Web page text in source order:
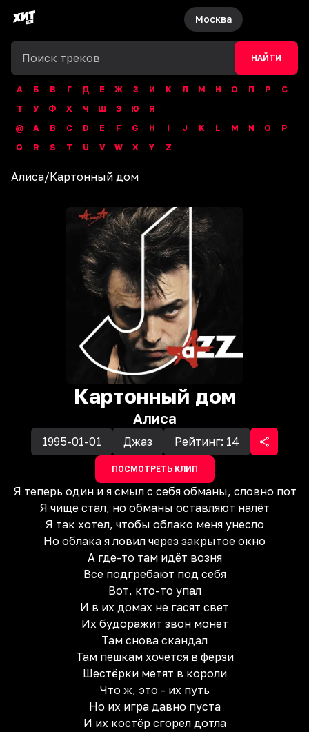
Москва
НАЙТИ
А Б В Г Д Е Ж З И К Л М Н О П Р
С
Т
У Ф Х Ч Ш Э Ю
Я
@
A B C D E F G H I J K L M N O
P
Q
R S T U V W X Y Z
Алиса/Картонный дом
Картонный дом
Алиса
1995-01-01 Джаз Рейтинг: 14
ПОСМОТРЕТЬ КЛИП
Я теперь один и я смыл с себя обманы, словно пот
Я чище стал, но обманы оставляют налёт
Я так хотел, чтобы облако меня унесло
Но облака я ловил через закрытое окно
А где-то там идёт возня
Все подгребают под себя
Вот, кто-то упал
И в их домах не гасят свет
Их будоражит звон монет
Там снова скандал
Там пешкам хочется в ферзи
Шестёрки метят в короли
Что ж, это - их путь
Но их игра давно пуста
И их костёр сгорел дотла